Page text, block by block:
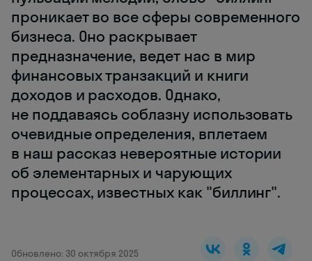
проникает во все сферы современного
бизнеса. Оно раскрывает
предназначение, ведет нас в мир
финансовых транзакций и книги
доходов и расходов. Однако,
не поддаваясь соблазну использовать
очевидные определения, вплетаем
в наш рассказ невероятные истории
об элементарных и чарующих
процессах, известных как "биллинг".
Обновлено: 30 октября 2025